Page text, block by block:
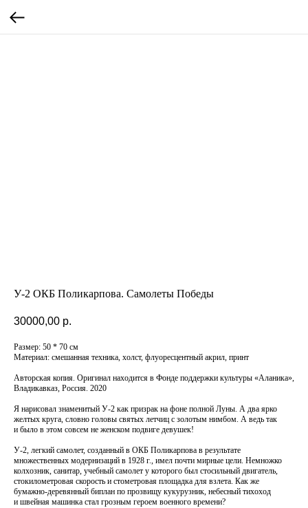
У-2 ОКБ Поликарпова. Самолеты Победы
30000,00 р.
Размер: 50 * 70 см
Материал: смешанная техника, холст, флуоресцентный акрил, принт
Авторская копия. Оригинал находится в Фонде поддержки культуры «Аланика»,
Владикавказ, Россия. 2020
Я нарисовал знаменитый У-2 как призрак на фоне полной Луны. А два ярко
желтых круга, словно головы святых летчиц с золотым нимбом. А ведь так
и было в этом совсем не женском подвиге девушек!
У-2, легкий самолет, созданный в ОКБ Поликарпова в результате
множественных модернизаций в 1928 г., имел почти мирные цели. Немножко
колхозник, санитар, учебный самолет у которого был стосильный двигатель,
стокилометровая скорость и стометровая площадка для взлета. Как же
бумажно-деревянный биплан по прозвищу кукурузник, небесный тихоход
и швейная машинка стал грозным героем военного времени?